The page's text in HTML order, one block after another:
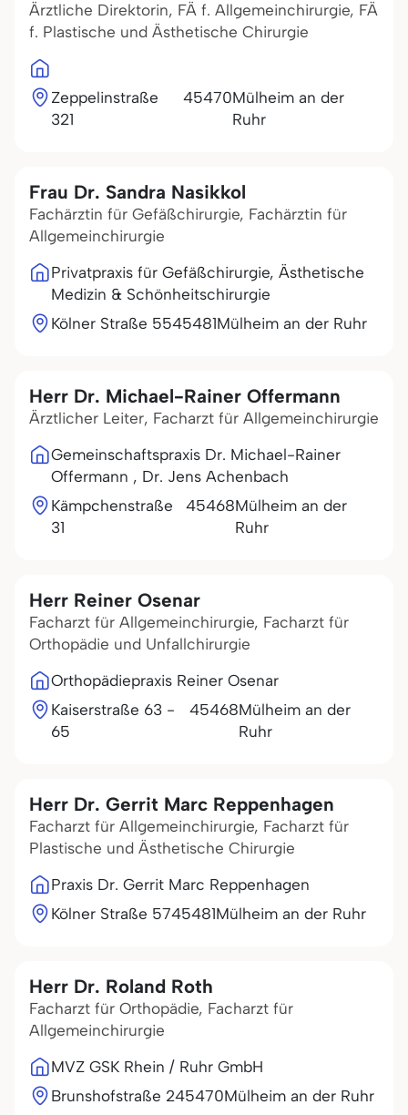
Ärztliche Direktorin, FÄ f. Allgemeinchirurgie, FÄ
f. Plastische und Ästhetische Chirurgie
Zeppelinstraße
321
45470Mülheim an der
Ruhr
Frau Dr. Sandra Nasikkol
Fachärztin für Gefäßchirurgie, Fachärztin für
Allgemeinchirurgie
Privatpraxis für Gefäßchirurgie, Ästhetische
Medizin & Schönheitschirurgie
Kölner Straße 5545481Mülheim an der Ruhr
Herr Dr. Michael-Rainer Offermann
Ärztlicher Leiter, Facharzt für Allgemeinchirurgie
Gemeinschaftspraxis Dr. Michael-Rainer
Offermann , Dr. Jens Achenbach
Kämpchenstraße
31
45468Mülheim an der
Ruhr
Herr Reiner Osenar
Facharzt für Allgemeinchirurgie, Facharzt für
Orthopädie und Unfallchirurgie
Orthopädiepraxis Reiner Osenar
Kaiserstraße 63 -
65
45468Mülheim an der
Ruhr
Herr Dr. Gerrit Marc Reppenhagen
Facharzt für Allgemeinchirurgie, Facharzt für
Plastische und Ästhetische Chirurgie
Praxis Dr. Gerrit Marc Reppenhagen
Kölner Straße 5745481Mülheim an der Ruhr
Herr Dr. Roland Roth
Facharzt für Orthopädie, Facharzt für
Allgemeinchirurgie
MVZ GSK Rhein / Ruhr GmbH
Brunshofstraße 245470Mülheim an der Ruhr